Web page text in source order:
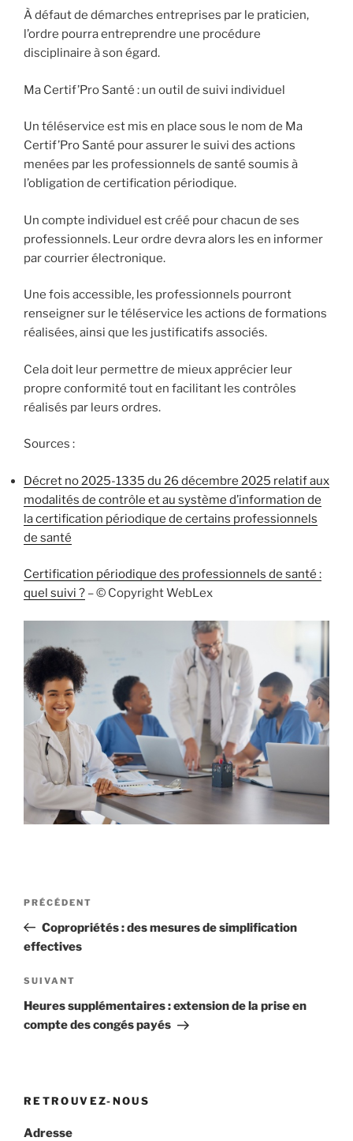
À défaut de démarches entreprises par le praticien,
l’ordre pourra entreprendre une procédure
disciplinaire à son égard.
Ma Certif’Pro Santé : un outil de suivi individuel
Un téléservice est mis en place sous le nom de Ma
Certif’Pro Santé pour assurer le suivi des actions
menées par les professionnels de santé soumis à
l’obligation de certification périodique.
Un compte individuel est créé pour chacun de ses
professionnels. Leur ordre devra alors les en informer
par courrier électronique.
Une fois accessible, les professionnels pourront
renseigner sur le téléservice les actions de formations
réalisées, ainsi que les justificatifs associés.
Cela doit leur permettre de mieux apprécier leur
propre conformité tout en facilitant les contrôles
réalisés par leurs ordres.
Sources :
Décret no 2025-1335 du 26 décembre 2025 relatif aux
modalités de contrôle et au système d’information de
la certification périodique de certains professionnels
de santé
Certification périodique des professionnels de santé :
quel suivi ? – © Copyright WebLex
Navigation
l’article
Article
précédent
PRÉCÉDENT
Copropriétés : des mesures de simplification
effectives
Article
suivant
SUIVANT
Heures supplémentaires : extension de la prise en
compte des congés payés
RETROUVEZ-NOUS
Adresse